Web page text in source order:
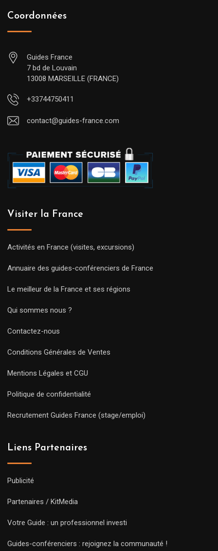
Coordonnées
Guides France
7 bd de Louvain
13008 MARSEILLE (FRANCE)
+33744750411
contact@guides-france.com
Visiter la France
Activités en France (visites, excursions)
Annuaire des guides-conférenciers de France
Le meilleur de la France et ses régions
Qui sommes nous ?
Contactez-nous
Conditions Générales de Ventes
Mentions Légales et CGU
Politique de confidentialité
Recrutement Guides France (stage/emploi)
Liens Partenaires
Publicité
Partenaires / KitMedia
Votre Guide : un professionnel investi
Guides-conférenciers : rejoignez la communauté !